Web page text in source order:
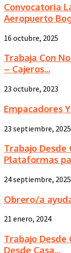
Convocatoria
Aeropuerto
16 octubre, 2025
Trabaja Con
– Cajeros...
23 octubre, 2023
Empacadores
23 septiembre, 2025
Trabajo Desde
Plataformas
24 septiembre, 2025
Obrero/a
21 enero, 2024
Trabajo
Desde Casa...